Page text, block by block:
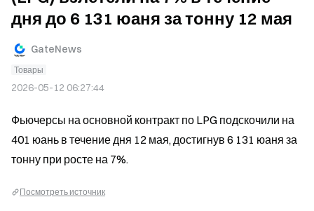
дня до 6 131 юаня за тонну 12 мая
GateNews
Товары
2026-05-12 06:27:44
Фьючерсы на основной контракт по LPG подскочили на
401 юань в течение дня 12 мая, достигнув 6 131 юаня за
тонну при росте на 7%.
Посмотреть источник